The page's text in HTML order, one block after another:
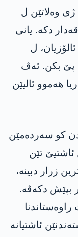
وەلاتێن ل
دکە. یانی
ل
پێ بکن. ئەڤ
ھەموو ئالیێن
کو سەردەمێن
ئاشتیێ تێن
زرار دبینە،
بپێش دکەڤە.
ئاشتیانە